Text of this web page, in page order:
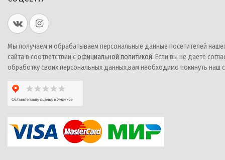
Мы получаем и обрабатываем персональные данные посетителей
сайта в соответствии софициальной политикой. Если вы не даете
обработку своих персональных данных,вам необходимо покинуть наш